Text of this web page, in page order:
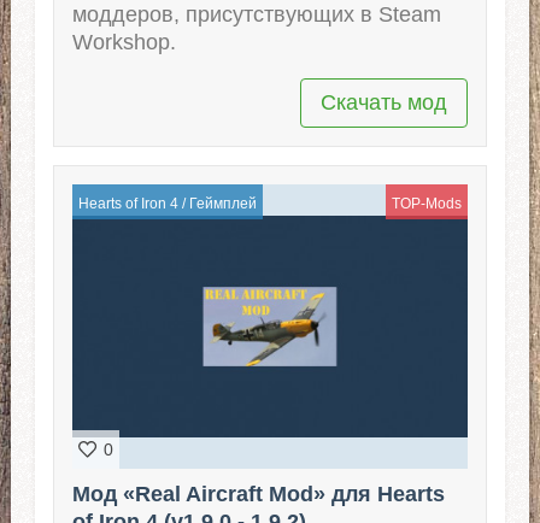
моддеров, присутствующих в Steam
Workshop.
Скачать мод
Hearts of Iron 4/ Геймплей TOP-Mods
0
Мод «Real Aircraft Mod» для Hearts